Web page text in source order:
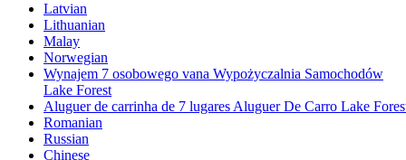
Latvian
Lithuanian
Malay
Norwegian
Wynajem 7 osobowego vana Wypożyczalnia Samochodów
Lake Forest
Aluguer de carrinha de 7 lugares Aluguer De Carro Lake
Romanian
Russian
Chinese